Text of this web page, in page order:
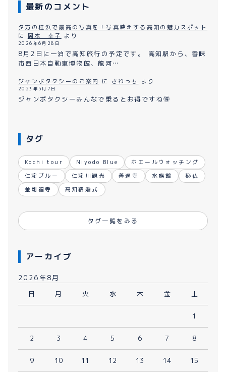
最新のコメント
夕方の桂浜で最高の写真を！写真映えする高知の魅力スポット
に 岡本 幸子 より
2026年6月28日
8月2日に一泊で高知旅行の予定です。 高知駅から、香味
市西日本自動車博物館、龍河…
ジャンボタクシーのご案内 に さわっち より
2023年5月7日
ジャンボタクシーみんなで乗るとお得ですね🉐
タグ
Kochi tour Niyodo Blue
ホエールウォッチング
仁淀ブルー
仁淀川観光 善通寺 水族館
秘仏
金剛福寺
高知結婚式
タグ一覧をみる
アーカイブ
2026年8月
日
月 火 水 木 金 土
1
2 3 4 5 6 7 8
9 10 11 12 13 14 15